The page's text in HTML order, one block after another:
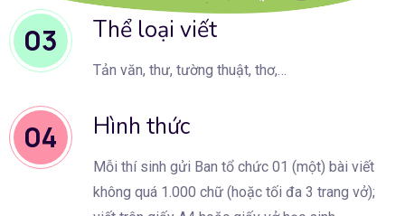
03 Thể loại viết
Tản văn, thư, tường thuật, thơ,…
04 Hình thức
Mỗi thí sinh gửi Ban tổ chức 01 (một) bài viết
không quá 1.000 chữ (hoặc tối đa 3 trang vở);